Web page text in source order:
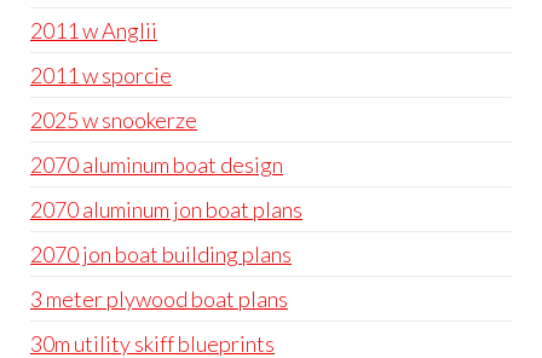
2011 w Anglii
2011 w sporcie
2025 w snookerze
2070 aluminum boat design
2070 aluminum jon boat plans
2070 jon boat building plans
3 meter plywood boat plans
30m utility skiff blueprints